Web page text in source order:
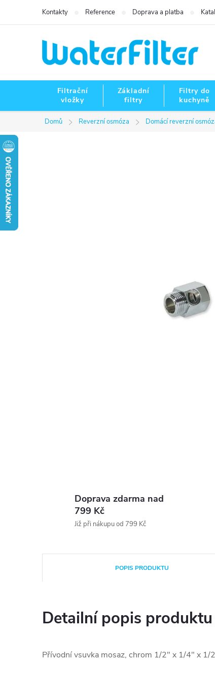
Kontakty Reference Doprava a platba
Filtrační
vložky
Základní
filtry
Filtry do
kuchyně
Domů Reverzní osmóza Domácí reverzní
Doprava zdarma nad
799 Kč
Již při nákupu od 799 Kč
POPIS PRODUKTU
Detailní popis produktu
Přívodní vsuvka mosaz, chrom 1/2" x 1/4" x 1/